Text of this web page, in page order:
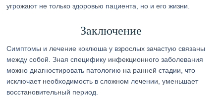
угрожают не только здоровью пациента, но и его жизни.
Заключение
Симптомы и лечение коклюша у взрослых зачастую связаны
между собой. Зная специфику инфекционного заболевания
можно диагностировать патологию на ранней стадии, что
исключает необходимость в сложном лечении, уменьшает
восстановительный период.